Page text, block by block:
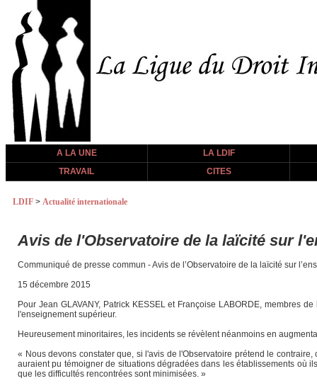
A LA UNE
LA LDIF
TRAVAIL
CITES
LDIF > Actualité internationale
Avis de l'Observatoire de la laïcité sur
Communiqué de presse commun - Avis de l’Observatoire de la laïcité sur
15 décembre 2015
Pour Jean GLAVANY, Patrick KESSEL et Françoise LABORDE, membres
l'enseignement supérieur.
Heureusement minoritaires, les incidents se révèlent néanmoins en
« Nous devons constater que, si l'avis de l'Observatoire prétend le
auraient pu témoigner de situations dégradées dans les établissements où
que les difficultés rencontrées sont minimisées. »